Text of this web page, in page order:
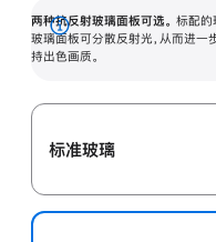
两种抗反射玻璃面板可选。 标配的
玻璃面板可分散反射光，从而进一
持出色画质。
展
开
标准玻璃